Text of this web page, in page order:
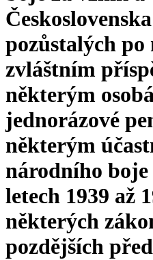
pozůstalých po
zvláštním
některým
jednorázové
některým
národního boje
letech 1939 až
některých
pozdějších